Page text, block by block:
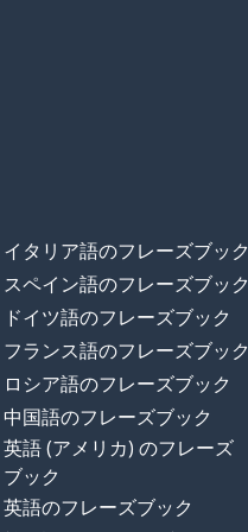
イタリア語のフレーズブック
スペイン語のフレーズブック
ドイツ語のフレーズブック
フランス語のフレーズブック
ロシア語のフレーズブック
中国語のフレーズブック
英語 (アメリカ) のフレーズ
ブック
英語のフレーズブック